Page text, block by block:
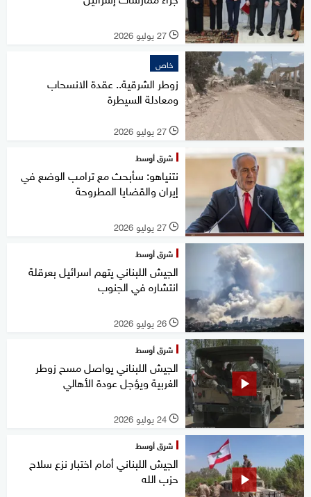
l 27 يوليو 2026
خاص
زوطر الشرقية.. عقدة الانسحاب
ومعادلة السيطرة
l 27 يوليو 2026
شرق أوسط
نتنياهو: سأبحث مع ترامب الوضع في
إيران والقضايا المطروحة
l 27 يوليو 2026
شرق أوسط
الجيش اللبناني يتهم اسرائيل بعرقلة
انتشاره في الجنوب
l 26 يوليو 2026
شرق أوسط
الجيش اللبناني يواصل مسح زوطر
الغربية ويؤجل عودة الأهالي
l 24 يوليو 2026
شرق أوسط
الجيش اللبناني أمام اختبار نزع سلاح
حزب الله